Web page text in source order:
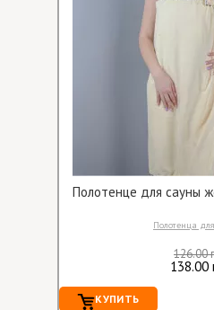
Полотенце для сауны
Полотенца
126.00
138.00
КУПИТЬ